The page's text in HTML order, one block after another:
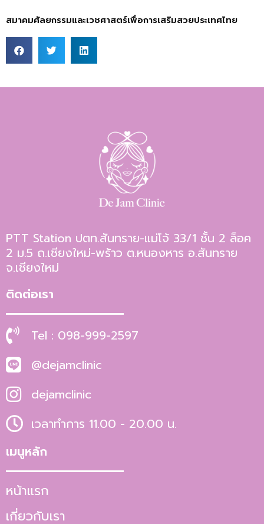
สมาคมศัลยกรรมและเวชศาสตร์เพื่อการเสริมสวยประเทศไทย
PTT Station ปตท.สันทราย-แม่โจ้ 33/1 ชั้น 2 ล็อค
2 ม.5 ถ.เชียงใหม่-พร้าว ต.หนองหาร อ.สันทราย
จ.เชียงใหม่
ติดต่อเรา
Tel : 098-999-2597
@dejamclinic
dejamclinic
เวลาทำการ 11.00 - 20.00 น.
เมนูหลัก
หน้าแรก
เกี่ยวกับเรา